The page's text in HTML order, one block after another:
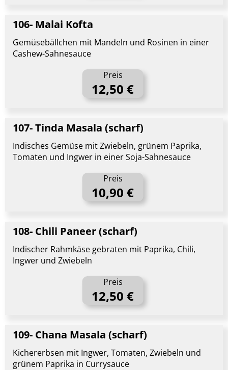
106- Malai Kofta
Gemüsebällchen mit Mandeln und Rosinen in einer
Cashew-Sahnesauce
Preis
12,50 €
107- Tinda Masala (scharf)
Indisches Gemüse mit Zwiebeln, grünem Paprika,
Tomaten und Ingwer in einer Soja-Sahnesauce
Preis
10,90 €
108- Chili Paneer (scharf)
Indischer Rahmkäse gebraten mit Paprika, Chili,
Ingwer und Zwiebeln
Preis
12,50 €
109- Chana Masala (scharf)
Kichererbsen mit Ingwer, Tomaten, Zwiebeln und
grünem Paprika in Currysauce